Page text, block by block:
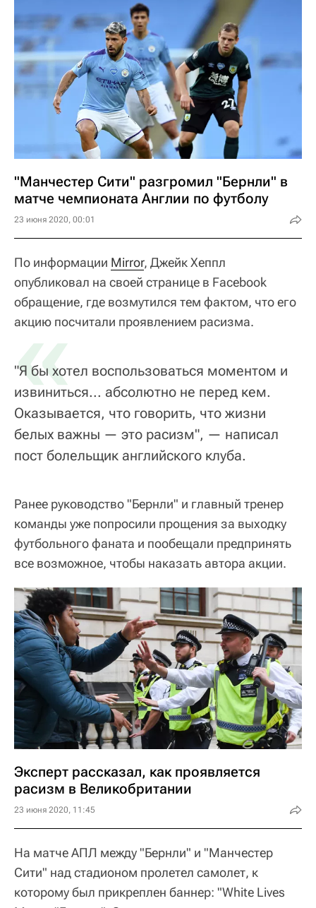
"Манчестер Сити" разгромил "Бернли" в
матче чемпионата Англии по футболу
23 июня 2020, 00:01
По информации Mirror, Джейк Хеппл
опубликовал на своей странице в Facebook
обращение, где возмутился тем фактом, что его
акцию посчитали проявлением расизма.
«
"Я бы хотел воспользоваться моментом и
извиниться... абсолютно не перед кем.
Оказывается, что говорить, что жизни
белых важны — это расизм", — написал
пост болельщик английского клуба.
Ранее руководство "Бернли" и главный тренер
команды уже попросили прощения за выходку
футбольного фаната и пообещали предпринять
все возможное, чтобы наказать автора акции.
Эксперт рассказал, как проявляется
расизм в Великобритании
23 июня 2020, 11:45
На матче АПЛ между "Бернли" и "Манчестер
Сити" над стадионом пролетел самолет, к
которому был прикреплен баннер: "White Lives